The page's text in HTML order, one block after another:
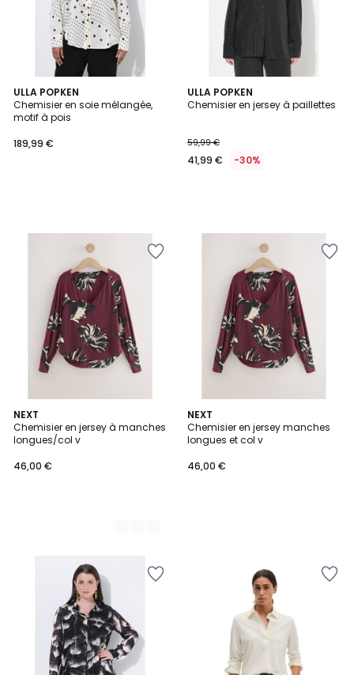
ULLA POPKEN
Chemisier en soie mélangée,
motif à pois
189,99 €
ULLA POPKEN
Chemisier en jersey à paillettes
59,99 €
41,99 € -30%
NEXT
Chemisier en jersey à manches
longues/col v
46,00 €
2
Couleurs
NEXT
Chemisier en jersey manches
longues et col v
46,00 €